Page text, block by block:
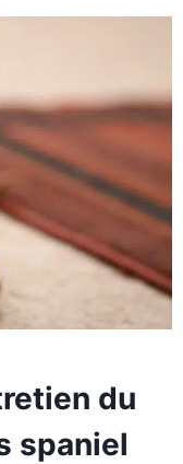
du
spaniel